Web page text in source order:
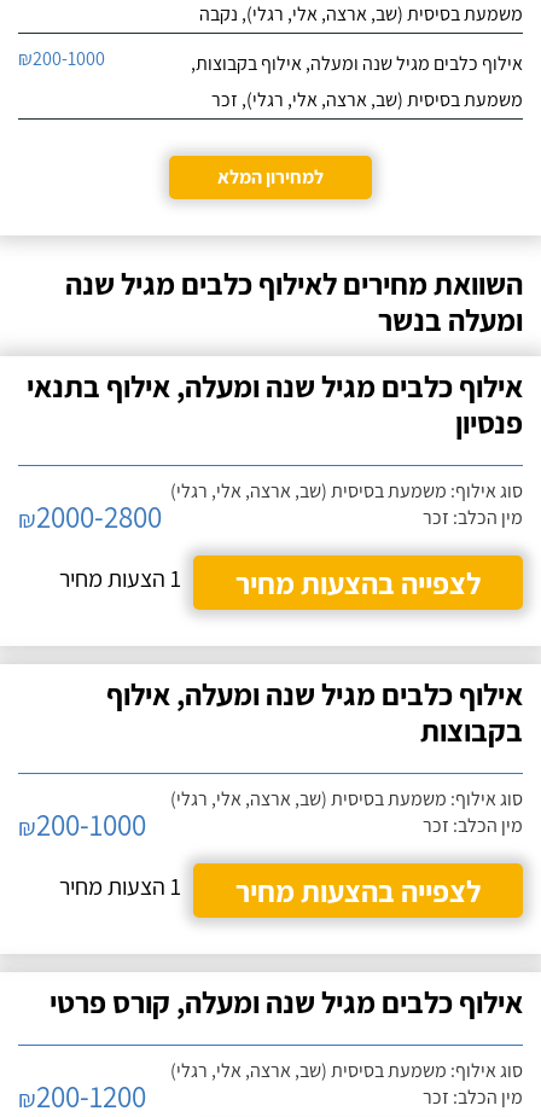
משמעת בסיסית (שב, ארצה, אלי, רגלי), נקבה
אילוף כלבים מגיל שנה ומעלה, אילוף בקבוצות,
משמעת בסיסית (שב, ארצה, אלי, רגלי), זכר
₪200-1000
למחירון המלא
השוואת מחירים לאילוף כלבים מגיל שנה
ומעלה בנשר
אילוף כלבים מגיל שנה ומעלה, אילוף בתנאי
פנסיון
סוג אילוף: משמעת בסיסית (שב, ארצה, אלי, רגלי)
מין הכלב: זכר
₪2000-2800
לצפייה בהצעות מחיר
1 הצעות מחיר
אילוף כלבים מגיל שנה ומעלה, אילוף
בקבוצות
סוג אילוף: משמעת בסיסית (שב, ארצה, אלי, רגלי)
מין הכלב: זכר
₪200-1000
לצפייה בהצעות מחיר
1 הצעות מחיר
אילוף כלבים מגיל שנה ומעלה, קורס פרטי
סוג אילוף: משמעת בסיסית (שב, ארצה, אלי, רגלי)
מין הכלב: זכר
₪200-1200